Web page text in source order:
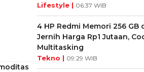
Lifestyle | 06:37 WIB
4 HP Redmi Memori 256 GB
Jernih Harga Rp1 Jutaan,
Multitasking
Tekno | 09:29 WIB